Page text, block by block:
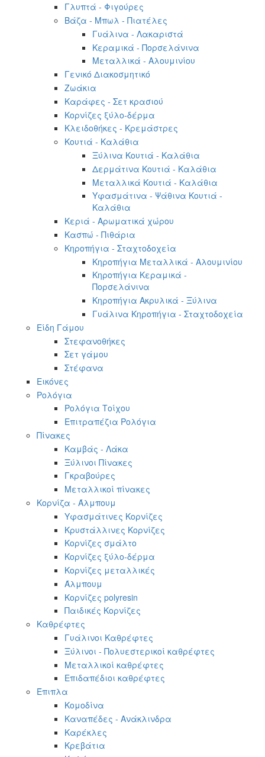
Γλυπτά - Φιγούρες
Βάζα - Μπωλ - Πιατέλες
Γυάλινα - Λακαριστά
Κεραμικά - Πορσελάνινα
Μεταλλικά - Αλουμινίου
Γενικό Διακοσμητικό
Ζωάκια
Καράφες - Σετ κρασιού
Κορνίζες ξύλο-δέρμα
Κλειδοθήκες - Κρεμάστρες
Κουτιά - Καλάθια
Ξύλινα Κουτιά - Καλάθια
Δερμάτινα Κουτιά - Καλάθια
Μεταλλικά Κουτιά - Καλάθια
Υφασμάτινα - Ψάθινα Κουτιά -
Καλάθια
Κεριά - Αρωματικά χώρου
Κασπώ - Πιθάρια
Κηροπήγια - Σταχτοδοχεία
Κηροπήγια Μεταλλικά - Αλουμινίου
Κηροπήγια Κεραμικά -
Πορσελάνινα
Κηροπήγια Ακρυλικά - Ξύλινα
Γυάλινα Κηροπήγια - Σταχτοδοχεία
Είδη Γάμου
Στεφανοθήκες
Σετ γάμου
Στέφανα
Εικόνες
Ρολόγια
Ρολόγια Τοίχου
Επιτραπέζια Ρολόγια
Πίνακες
Καμβάς - Λάκα
Ξύλινοι Πίνακες
Γκραβούρες
Μεταλλικοί πίνακες
Κορνίζα - Άλμπουμ
Υφασμάτινες Κορνίζες
Κρυστάλλινες Κορνίζες
Κορνίζες σμάλτο
Κορνίζες ξύλο-δέρμα
Κορνίζες μεταλλικές
Άλμπουμ
Κορνίζες polyresin
Παιδικές Κορνίζες
Καθρέφτες
Γυάλινοι Καθρέφτες
Ξύλινοι - Πολυεστερικοί καθρέφτες
Μεταλλικοί καθρέφτες
Επιδαπέδιοι καθρέφτες
Έπιπλα
Κομοδίνα
Καναπέδες - Ανάκλινδρα
Καρέκλες
Κρεβάτια